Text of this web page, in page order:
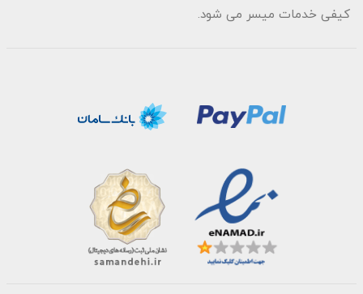
کیفی خدمات میسر می شود.